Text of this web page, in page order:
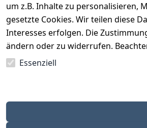
um z.B. Inhalte zu personalisieren,
gesetzte Cookies. Wir teilen diese
Interesses erfolgen. Die
ändern oder zu widerrufen.
Essenziell
Rechtliches
AGB
Impressum
Barrierefreiheitserklärung